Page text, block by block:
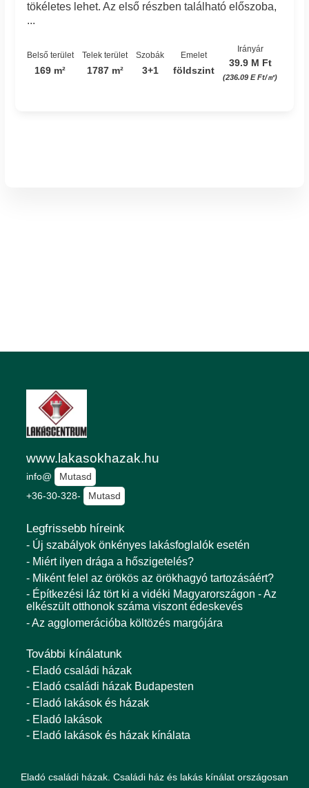
tökéletes lehet. Az első részben található előszoba,
...
Belső terület
169 m²
Telek terület
1787 m²
Szobák
3+1
Emelet
földszint
Irányár
39.9 M Ft
(236.09 E Ft/㎡)
www.lakasokhazak.hu
info@
Mutasd
+36-30-328-
Mutasd
Legfrissebb híreink
- Új szabályok önkényes lakásfoglalók esetén
- Miért ilyen drága a hőszigetelés?
- Miként felel az örökös az örökhagyó tartozásáért?
- Építkezési láz tört ki a vidéki Magyarországon - Az
elkészült otthonok száma viszont édeskevés
- Az agglomerációba költözés margójára
További kínálatunk
- Eladó családi házak
- Eladó családi házak Budapesten
- Eladó lakások és házak
- Eladó lakások
- Eladó lakások és házak kínálata
Eladó családi házak. Családi ház és lakás kínálat országosan